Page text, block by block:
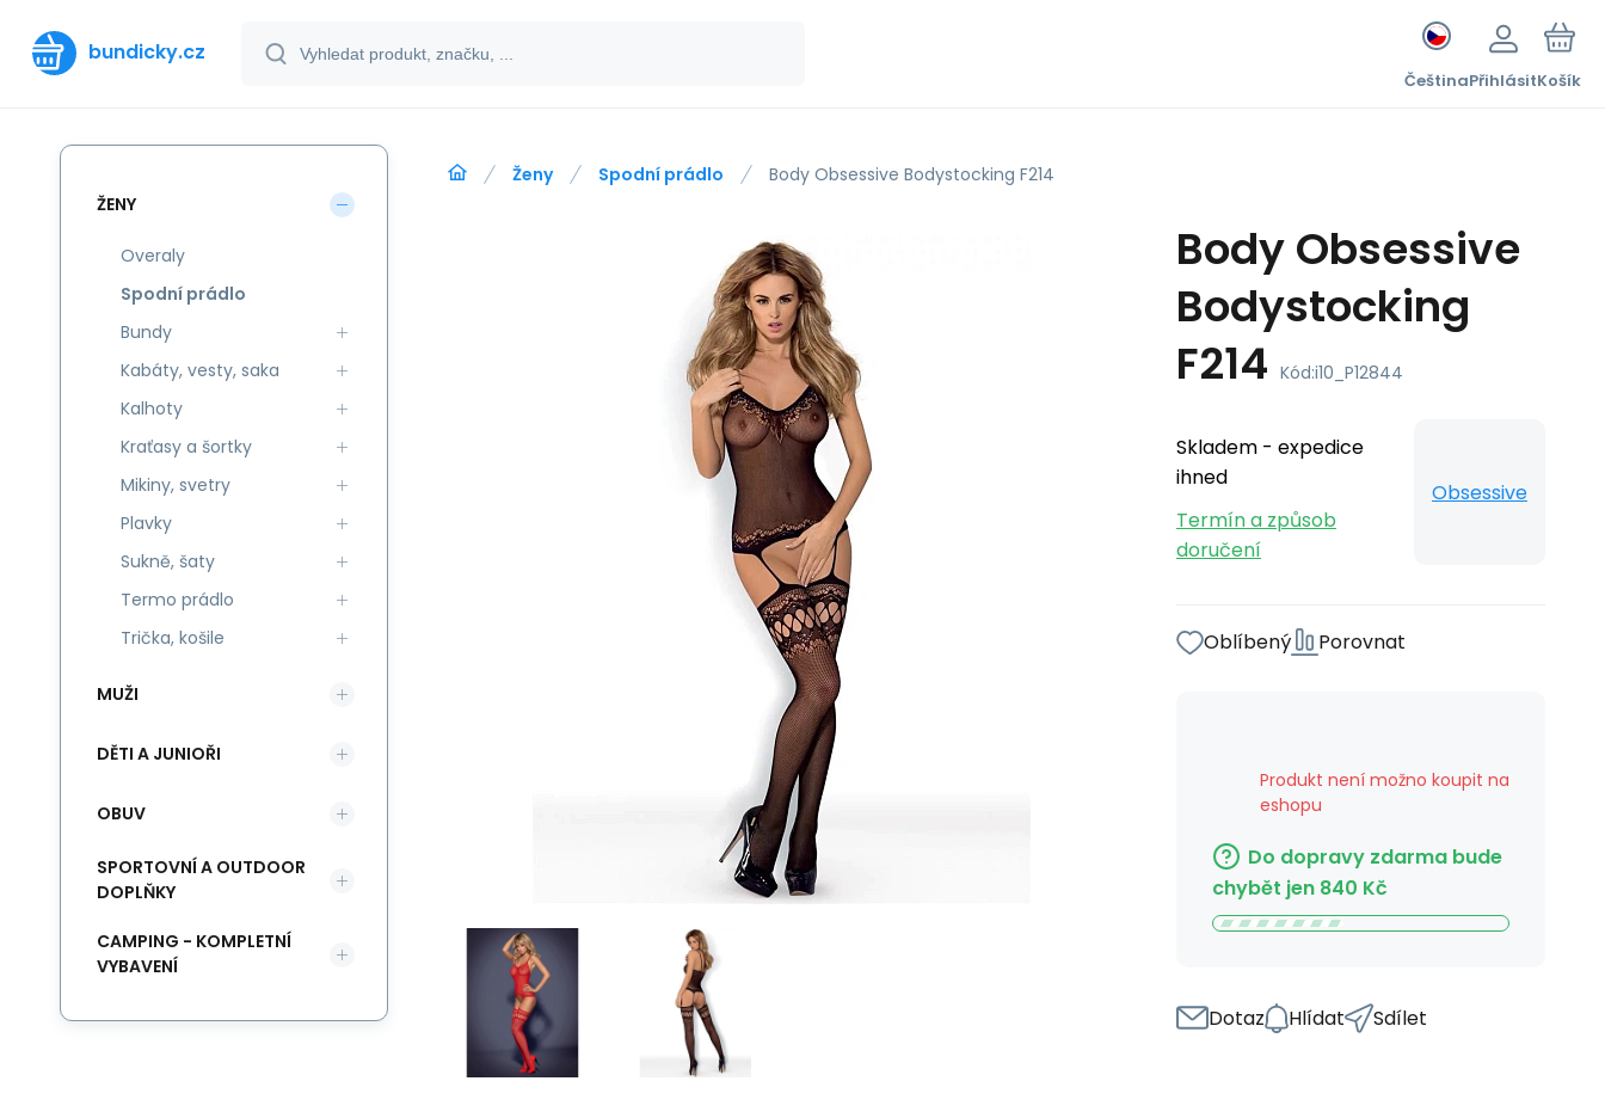
bundicky.cz
ČeštinaPřihlásitKošík
Ženy Spodní prádlo Body Obsessive Bodystocking F214
Body Obsessive
Bodystocking
F214 Kód:i10_P12844
Skladem - expedice
ihned
Termín a způsob
doručení
Obsessive
Oblíbený Porovnat
Produkt není možno koupit na
eshopu
Do dopravy zdarma bude
chybět jen 840 Kč
Dotaz Hlídat Sdílet
ŽENY
Overaly
Spodní prádlo
Bundy
Kabáty, vesty, saka
Kalhoty
Kraťasy a šortky
Mikiny, svetry
Plavky
Sukně, šaty
Termo prádlo
Trička, košile
MUŽI
DĚTI A JUNIOŘI
OBUV
SPORTOVNÍ A OUTDOOR
DOPLŇKY
CAMPING - KOMPLETNÍ
VYBAVENÍ